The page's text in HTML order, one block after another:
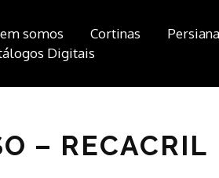
somos Cortinas
Digitais
– RECACRIL